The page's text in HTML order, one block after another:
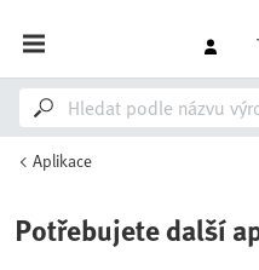
Aplikace
Potřebujete další